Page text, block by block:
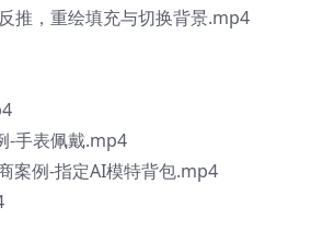
推，重绘填充与切换背景.mp4
-手表佩戴.mp4
案例-指定AI模特背包.mp4